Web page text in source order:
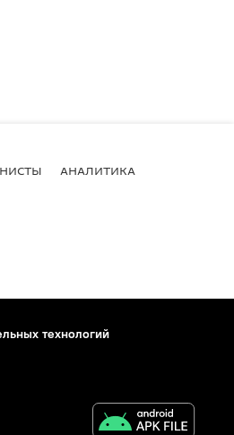
АНАЛИТИКА
технологий